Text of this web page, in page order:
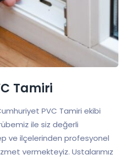
Tamiri
PVC Tamiri ekibi
ile siz değerli
ve ilçelerinden profesyonel
vermekteyiz. Ustalarımız